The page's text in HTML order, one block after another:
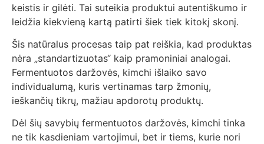
keistis ir gilėti. Tai suteikia produktui autentiškumo ir
leidžia kiekvieną kartą patirti šiek tiek kitokį skonį.
Šis natūralus procesas taip pat reiškia, kad produktas
nėra „standartizuotas“ kaip pramoniniai analogai.
Fermentuotos daržovės, kimchi išlaiko savo
individualumą, kuris vertinamas tarp žmonių,
ieškančių tikrų, mažiau apdorotų produktų.
Dėl šių savybių fermentuotos daržovės, kimchi tinka
ne tik kasdieniam vartojimui, bet ir tiems, kurie nori